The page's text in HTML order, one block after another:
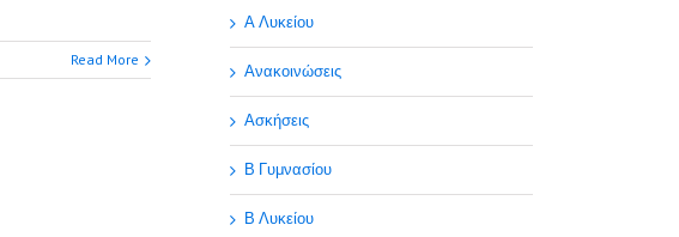
Read More
Α Λυκείου
Ανακοινώσεις
Ασκήσεις
Β Γυμνασίου
Β Λυκείου